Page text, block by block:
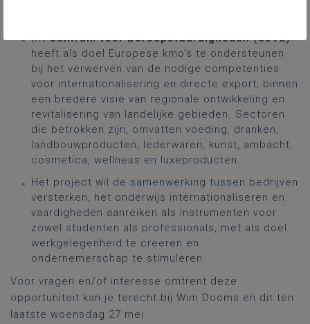
DitCentrum voor Beroepsvaardigheden (CoVE)
heeft als doel Europese kmo’s te ondersteunen
bij het verwerven van de nodige competenties
voor internationalisering en directe export, binnen
een bredere visie van regionale ontwikkeling en
revitalisering van landelijke gebieden. Sectoren
die betrokken zijn, omvatten voeding, dranken,
landbouwproducten, lederwaren, kunst, ambacht,
cosmetica, wellness en luxeproducten.
Het project wil de samenwerking tussen bedrijven
versterken, het onderwijs internationaliseren en
vaardigheden aanreiken als instrumenten voor
zowel studenten als professionals, met als doel
werkgelegenheid te creëren en
ondernemerschap te stimuleren.
Voor vragen en/of interesse omtrent deze
opportuniteit kan je terecht bij Wim Dooms en dit ten
laatste woensdag 27 mei